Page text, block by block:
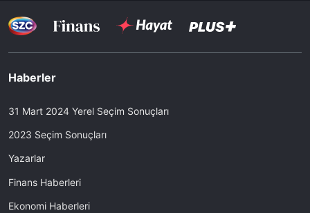
Haberler
31 Mart 2024 Yerel Seçim Sonuçları
2023 Seçim Sonuçları
Yazarlar
Finans Haberleri
Ekonomi Haberleri